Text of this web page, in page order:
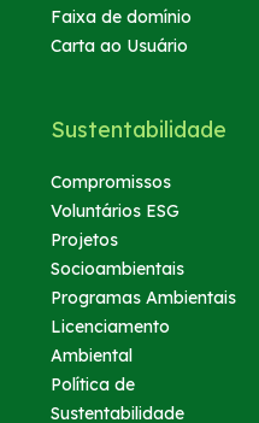
Faixa de domínio
Carta ao Usuário
Sustentabilidade
Compromissos
Voluntários ESG
Projetos
Socioambientais
Programas Ambientais
Licenciamento
Ambiental
Política de
Sustentabilidade